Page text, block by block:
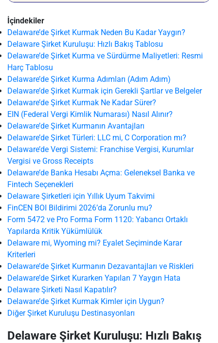
İçindekiler
Delaware’de Şirket Kurmak Neden Bu Kadar Yaygın?
Delaware Şirket Kuruluşu: Hızlı Bakış Tablosu
Delaware’de Şirket Kurma ve Sürdürme Maliyetleri: Resmi
Harç Tablosu
Delaware’de Şirket Kurma Adımları (Adım Adım)
Delaware’de Şirket Kurmak için Gerekli Şartlar ve Belgeler
Delaware’de Şirket Kurmak Ne Kadar Sürer?
EIN (Federal Vergi Kimlik Numarası) Nasıl Alınır?
Delaware’de Şirket Kurmanın Avantajları
Delaware’de Şirket Türleri: LLC mi, C Corporation mı?
Delaware’de Vergi Sistemi: Franchise Vergisi, Kurumlar
Vergisi ve Gross Receipts
Delaware’de Banka Hesabı Açma: Geleneksel Banka ve
Fintech Seçenekleri
Delaware Şirketleri için Yıllık Uyum Takvimi
FinCEN BOI Bildirimi 2026’da Zorunlu mu?
Form 5472 ve Pro Forma Form 1120: Yabancı Ortaklı
Yapılarda Kritik Yükümlülük
Delaware mi, Wyoming mi? Eyalet Seçiminde Karar
Kriterleri
Delaware’de Şirket Kurmanın Dezavantajları ve Riskleri
Delaware’de Şirket Kurarken Yapılan 7 Yaygın Hata
Delaware Şirketi Nasıl Kapatılır?
Delaware’de Şirket Kurmak Kimler için Uygun?
Diğer Şirket Kuruluşu Destinasyonları
Delaware Şirket Kuruluşu: Hızlı Bakış